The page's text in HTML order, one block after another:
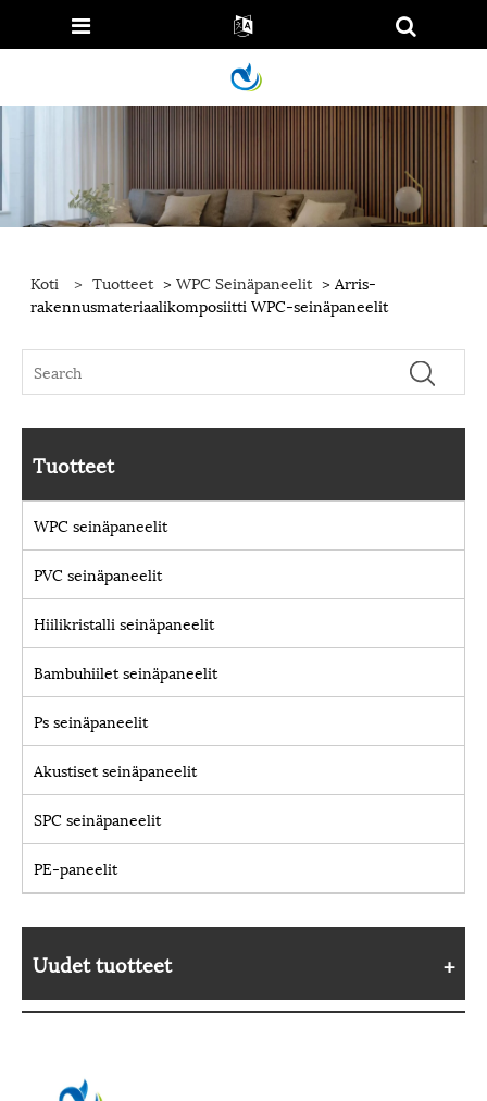
Koti > Tuotteet >WPC Seinäpaneelit > Arris-
rakennusmateriaalikomposiitti WPC-seinäpaneelit
Tuotteet
WPC seinäpaneelit
PVC seinäpaneelit
Hiilikristalli seinäpaneelit
Bambuhiilet seinäpaneelit
Ps seinäpaneelit
Akustiset seinäpaneelit
SPC seinäpaneelit
PE-paneelit
Uudet tuotteet